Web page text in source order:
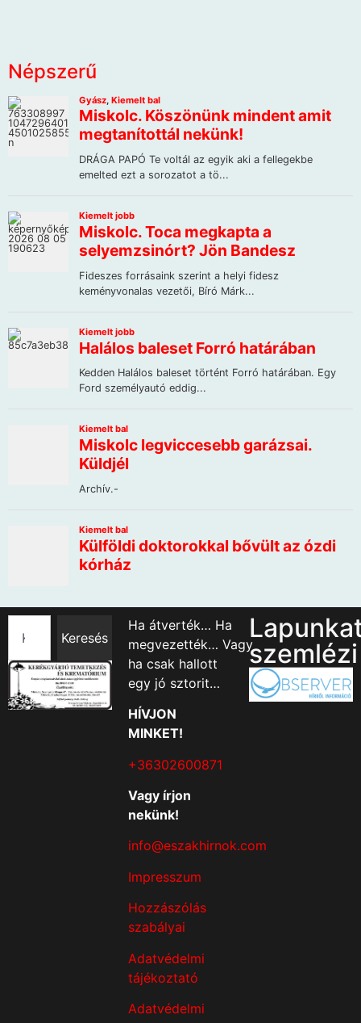
Népszerű
Keresés
Ha átverték… Ha
megvezették… Vagy
ha csak hallott
egy jó sztorit…
HÍVJON
MINKET!
+36302600871
Vagy írjon
nekünk!
info@eszakhirnok.com
Impresszum
Hozzászólás
szabályai
Adatvédelmi
tájékoztató
Adatvédelmi
szemlézi